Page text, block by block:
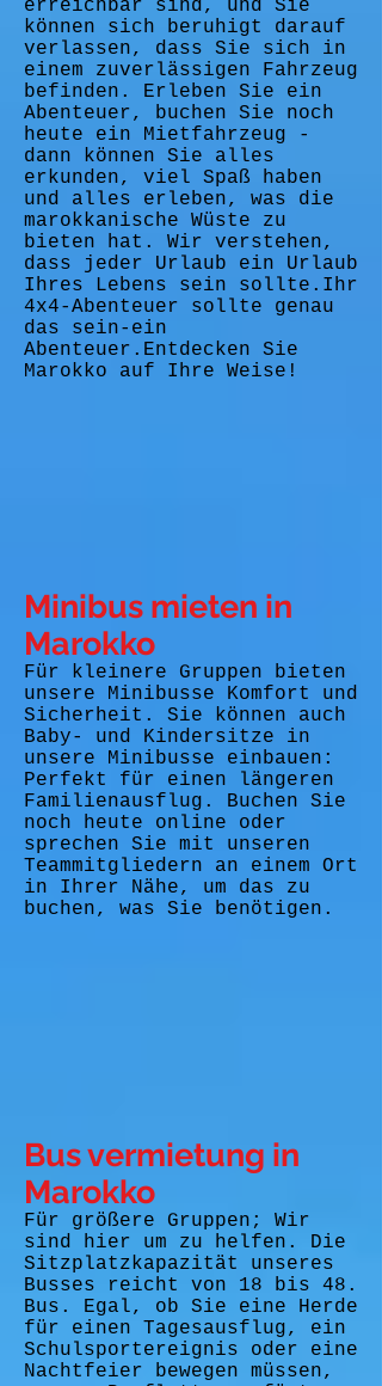
erreichbar sind, und Sie
können sich beruhigt darauf
verlassen, dass Sie sich in
einem zuverlässigen Fahrzeug
befinden. Erleben Sie ein
Abenteuer, buchen Sie noch
heute ein Mietfahrzeug -
dann können Sie alles
erkunden, viel Spaß haben
und alles erleben, was die
marokkanische Wüste zu
bieten hat. Wir verstehen,
dass jeder Urlaub ein Urlaub
Ihres Lebens sein sollte.Ihr
4x4-Abenteuer sollte genau
das sein-ein
Abenteuer.Entdecken Sie
Marokko auf Ihre Weise!
Minibus mieten in
Marokko
Für kleinere Gruppen bieten
unsere Minibusse Komfort und
Sicherheit. Sie können auch
Baby- und Kindersitze in
unsere Minibusse einbauen:
Perfekt für einen längeren
Familienausflug. Buchen Sie
noch heute online oder
sprechen Sie mit unseren
Teammitgliedern an einem Ort
in Ihrer Nähe, um das zu
buchen, was Sie benötigen.
Bus vermietung in
Marokko
Für größere Gruppen; Wir
sind hier um zu helfen. Die
Sitzplatzkapazität unseres
Busses reicht von 18 bis 48.
Bus. Egal, ob Sie eine Herde
für einen Tagesausflug, ein
Schulsportereignis oder eine
Nachtfeier bewegen müssen,